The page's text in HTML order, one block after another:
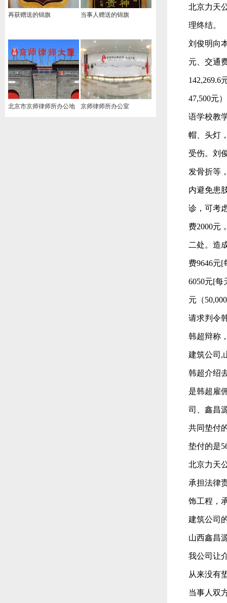
再获赠送的锦旗 当事人赠送的锦旗
北京市京师律师所办公地
京师律师所办公室
北京力天
理终结。
刘俊明向
元、交通
142,269.6
47,500元
语学校教
帽、头灯
受伤。刘
发骨折等
内避免患
诊，可考
费2000元
二处。造
费9646元[
6050元[每
元（
请求判令
韩超辩称
建筑公司,
韩超介绍
是韩超雇
司、鑫昌
共同垫付
垫付的是
北京力天
承担法律
饰工程，
建筑公司
山西鑫昌
我公司让
从来没有
当事人双